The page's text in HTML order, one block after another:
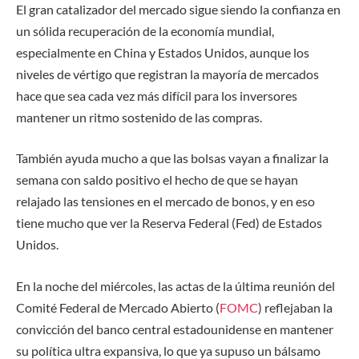
El gran catalizador del mercado sigue siendo la confianza en
un sólida recuperación de la economía mundial,
especialmente en China y Estados Unidos, aunque los
niveles de vértigo que registran la mayoría de mercados
hace que sea cada vez más difícil para los inversores
mantener un ritmo sostenido de las compras.
También ayuda mucho a que las bolsas vayan a finalizar la
semana con saldo positivo el hecho de que se hayan
relajado las tensiones en el mercado de bonos, y en eso
tiene mucho que ver la Reserva Federal (Fed) de Estados
Unidos.
En la noche del miércoles, las actas de la última reunión del
Comité Federal de Mercado Abierto (FOMC) reflejaban la
convicción del banco central estadounidense en mantener
su política ultra expansiva, lo que ya supuso un bálsamo